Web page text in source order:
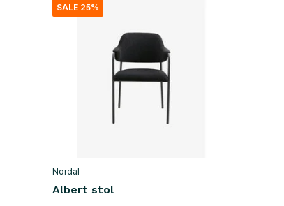
SALE 25%
Nordal
Albert stol